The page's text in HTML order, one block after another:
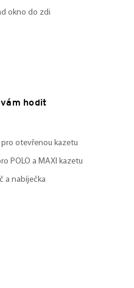
okno do zdi
hodit
otevřenou kazetu
POLO a MAXI kazetu
a nabíječka